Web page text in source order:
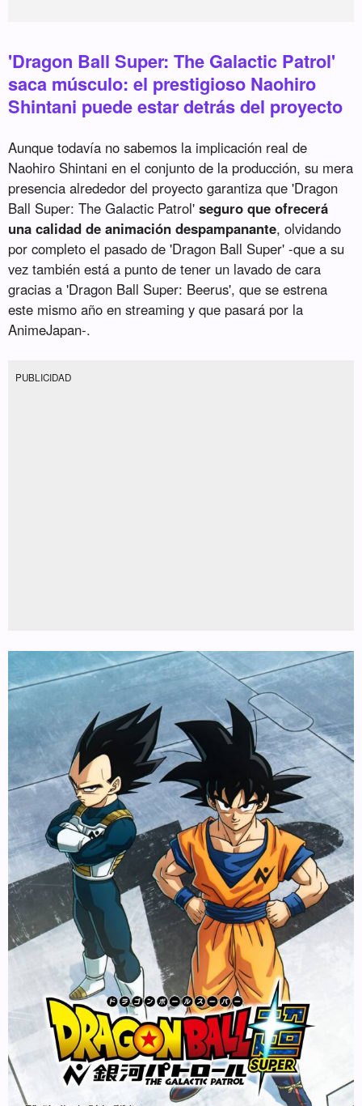
'Dragon Ball Super: The Galactic Patrol'
saca músculo: el prestigioso Naohiro
Shintani puede estar detrás del proyecto
Aunque todavía no sabemos la implicación real de
Naohiro Shintani en el conjunto de la producción, su mera
presencia alrededor del proyecto garantiza que 'Dragon
Ball Super: The Galactic Patrol'seguro que ofrecerá
una calidad de animación despampanante, olvidando
por completo el pasado de 'Dragon Ball Super' -que a su
vez también está a punto de tener un lavado de cara
gracias a 'Dragon Ball Super: Beerus', que se estrena
este mismo año en streaming y que pasará por la
AnimeJapan-.
PUBLICIDAD